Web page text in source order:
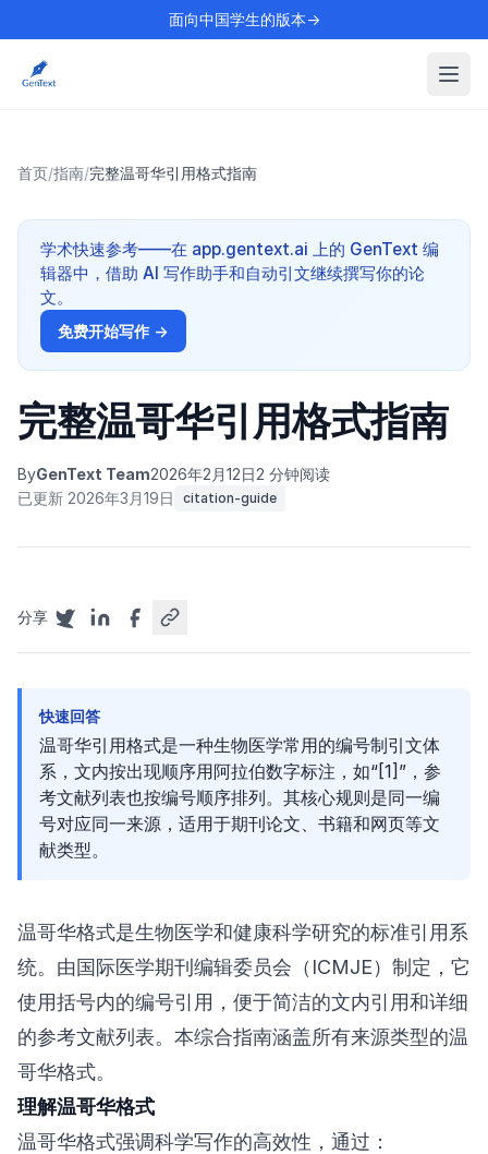
面向中国学生的版本→
首页/指南/完整温哥华引用格式指南
学术快速参考——在 app.gentext.ai 上的 GenText 编
辑器中，借助 AI 写作助手和自动引文继续撰写你的论
文。
免费开始写作 →
完整温哥华引用格式指南
ByGenText Team2026年2月12日2 分钟阅读
已更新 2026年3月19日
citation-guide
分享
快速回答
温哥华引用格式是一种生物医学常用的编号制引文体
系，文内按出现顺序用阿拉伯数字标注，如“[1]”，参
考文献列表也按编号顺序排列。其核心规则是同一编
号对应同一来源，适用于期刊论文、书籍和网页等文
献类型。
温哥华格式是生物医学和健康科学研究的标准引用系
统。由国际医学期刊编辑委员会（ICMJE）制定，它
使用括号内的编号引用，便于简洁的文内引用和详细
的参考文献列表。本综合指南涵盖所有来源类型的温
哥华格式。
理解温哥华格式
温哥华格式强调科学写作的高效性，通过：